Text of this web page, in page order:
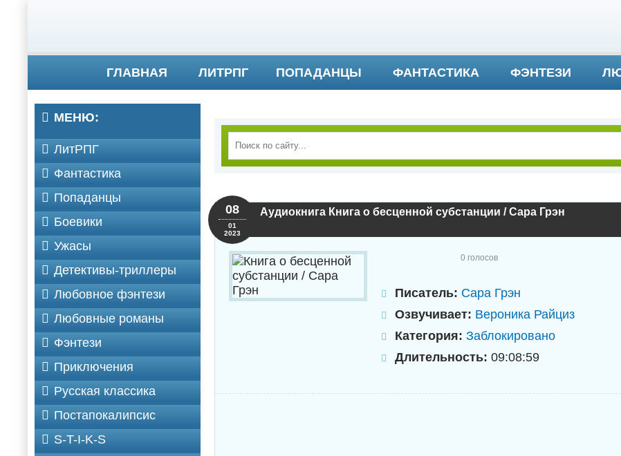
ГЛАВНАЯ ЛИТРПГ ПОПАДАНЦЫ ФАНТАСТИКА ФЭНТЕЗИ
Аудиокнига Книга о бесценной субстанции / Сара Грэн
08
01
2023
0 голосов
Писатель: Сара Грэн
Озвучивает: Вероника Райциз
Категория: Заблокировано
Длительность: 09:08:59
МЕНЮ:
ЛитРПГ
Фантастика
Попаданцы
Боевики
Ужасы
Детективы-триллеры
Любовное фэнтези
Любовные романы
Фэнтези
Приключения
Русская классика
Постапокалипсис
S-T-I-K-S